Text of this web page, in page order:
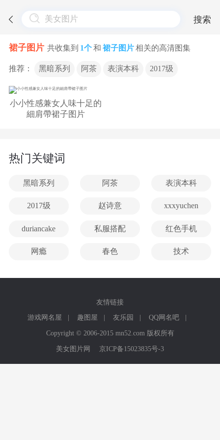
搜索
裙子图片 共收集到 1个和 裙子图片相关的高清图集
推荐： 黑暗系列 阿茶 表演本科 2017级
小小性感兼女人味十足的
細肩帶裙子图片
热门关键词
黑暗系列 阿茶 表演本科
2017级 赵诗意 xxxyuchen
duriancake 私服搭配 红色手机
网瘾 春色 技术
友情链接
游戏网名屋
| 趣图屋 | 友乐园 | QQ网名吧
|
Copyright © 2006-2015 mn52.com 版权所有
美女图片网
京ICP备15023835号-3